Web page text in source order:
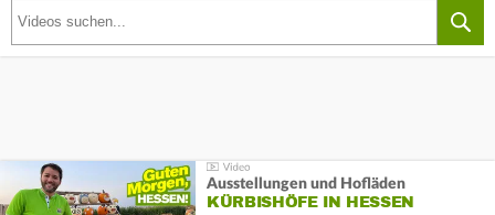
Ausstellungen und Hofläden
KÜRBISHÖFE IN HESSEN